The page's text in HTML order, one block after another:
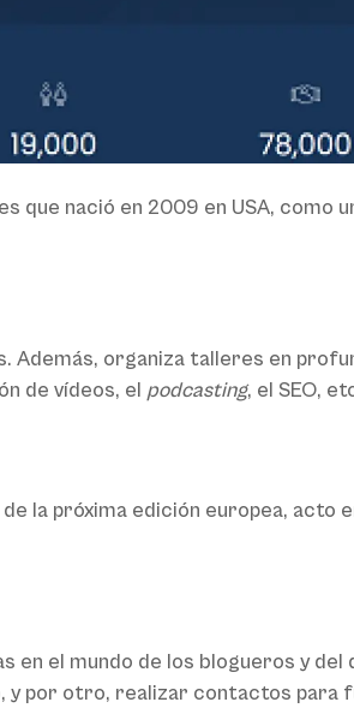
que nació en 2009 en USA, como
organiza talleres en
de vídeos, el podcasting, el SEO,
la próxima edición europea, acto
en el mundo de los blogueros y
y por otro, realizar contactos para